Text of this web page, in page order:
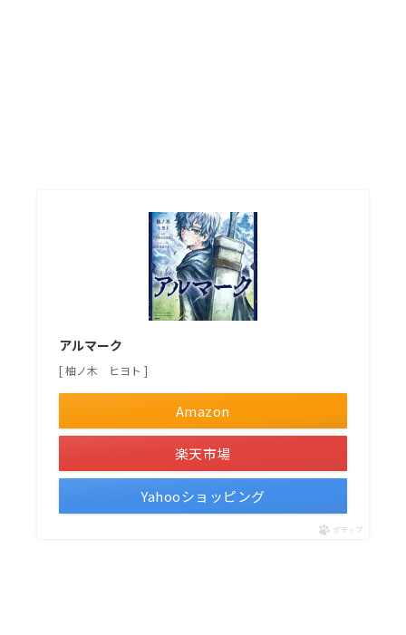
アルマーク
[ 柚ノ木 ヒヨト ]
Amazon
楽天市場
Yahooショッピング
ポチップ